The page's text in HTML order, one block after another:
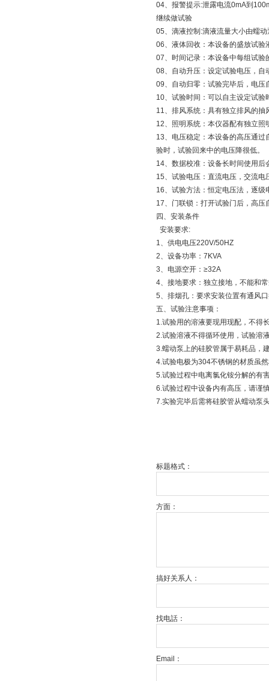
04、报警提示:泄露电流0mA到
继续做试验
05、滴液控制:滴液流量大小由蠕
06、液体回收：本设备的盛放试验
07、时间记录：本设备中每组试验
08、自动升压：设定试验电压，自
09、自动归零：试验完毕后，电压
10、试验时间：可以自主设定试验
11、排风系统：具有独立排风的
12、照明系统：本仪器配有独立
13、电压稳定：本设备的高压通
验时，试验回来中的电压降很低。
14、数据校准：设备长时间使用
15、试验电压：直流电压，交流电
16、试验方法：恒定电压法，逐级
17、门联锁：打开试验门后，高压
四、安装条件
安装要求:
1、供电电压220V/50HZ
2、设备功率：7KVA
3、电源空开：≥32A
4、接地要求：独立接地，不能和
5、排烟孔：要求安装位置有通风
五、试验注意事项：
1.试验用的溶液要现用现配，不得
2.试验溶液不得循环使用，试验溶
3.蠕动泵上的硅胶管属于易耗品，
4.试验电极为304不锈钢的材质虽
5.试验过程中电离氯化铵分解的有
6.试验过程中设备内有高压，请谨
7.实验完毕后需将硅胶管从蠕动泵
标题格式：
方面：
搞好关系人：
找电話：
Email：